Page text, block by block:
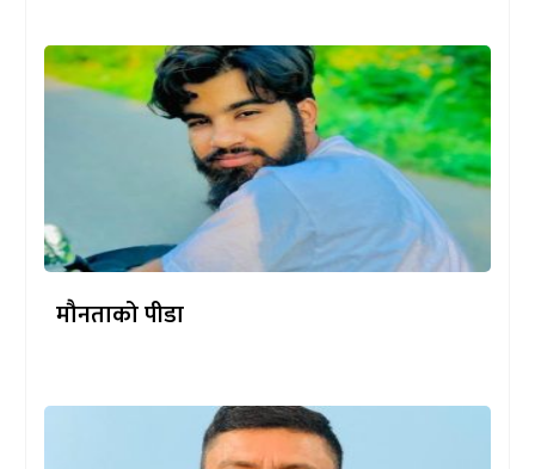
मौनताको पीडा